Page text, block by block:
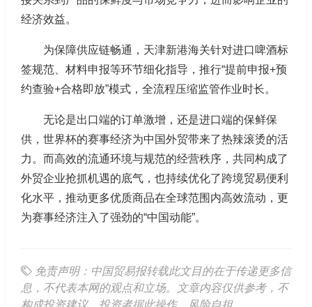
经济效益。
为保障供应链畅通，天津新港海关针对进口啤酒标
签规范、材料申报等环节细化指导，推行“提前申报+预
约查验+合格即放”模式，全流程压缩监管作业时长。
无论是出口端的订单激增，还是进口端的保鲜保
供，世界杯的赛事经济为中国外贸带来了热辣滚烫的活
力。而高效的流通环境与规范的经营秩序，共同构成了
外贸企业抢抓机遇的底气，也持续优化了跨境贸易便利
化水平，推动更多优质商品在全球范围内高效流动，更
为赛事经济注入了强劲的“中国动能”。
免责声明：中国贸易报转载此文目的在于传递更多信
息，不代表本网的观点和立场。文章内容仅供参考，不
构成投资建议。投资者据此操作，风险自担。